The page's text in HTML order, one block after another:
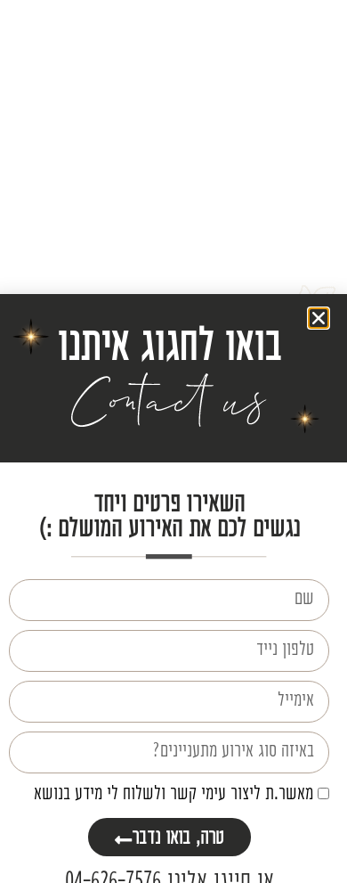
עם
בואו לחגוג איתנו
השאירו פרטים ויחד
נגשים לכם את האירוע המושלם :)
מאשר.ת ליצור עימי קשר ולשלוח לי מידע בנושא
טרה, בואו נדבר